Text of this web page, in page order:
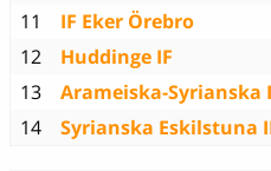
11
IF Eker Örebro
12
Huddinge IF
13
Arameiska-Syrianska
14
Syrianska Eskilstuna